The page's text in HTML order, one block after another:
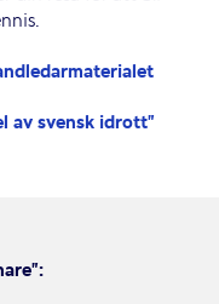
av svensk idrott”